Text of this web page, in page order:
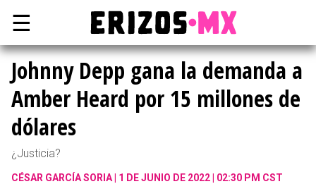
☰
Johnny Depp gana la demanda a
Amber Heard por 15 millones de
dólares
¿Justicia?
CÉSAR GARCÍA SORIA 1 DE JUNIO DE 2022 | 02:30 PM CST